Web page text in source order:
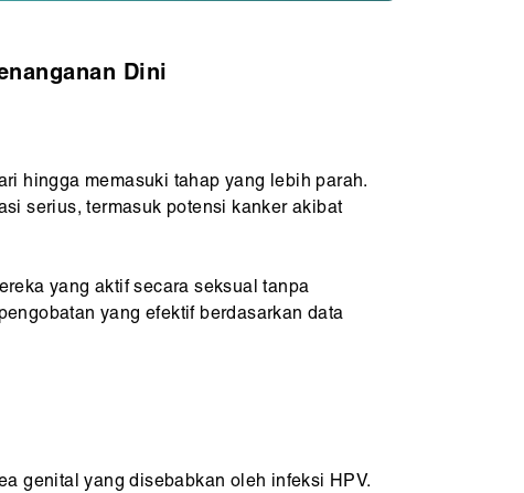
Dini
hingga memasuki tahap yang lebih parah.
serius, termasuk potensi kanker akibat
yang aktif secara seksual tanpa
yang efektif berdasarkan data
genital yang disebabkan oleh infeksi HPV.